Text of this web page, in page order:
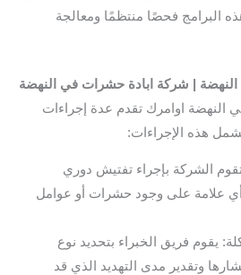
البرامج فحصًا منتظمًا ومعالجة
| شركة ابادة حشرات في النهضة
اوامرك تقدم عدة إجراءات
هذه الإجراءات:
الشركة بإجراء تفتيش دوري
أي علامة على وجود حشرات أو عوامل
يقوم فريق الخبراء بتحديد نوع
وتقدير مدى التهديد الذي قد